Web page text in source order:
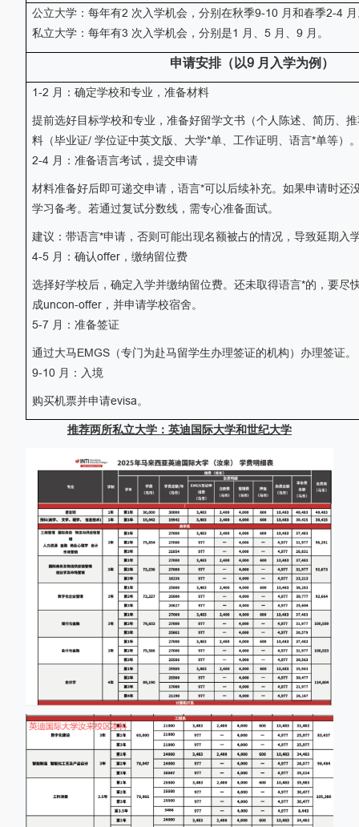
公立大学：每年有2 次入学机会，分别在秋季9-10 月和春季2-4
私立大学：每年有3 次入学机会，分别是1 月、5 月、9 月。
申请安排（以9 月入学为例）
1-2 月：确定学校和专业，准备材料
提前选好目标学校和专业，准备好留学文书（个人陈述、简历、
料（毕业证/学位证中英文版、大学*单、工作证明、语言*单等）
2-4 月：准备语言考试，提交申请
材料准备好后即可递交申请，语言*可以后续补充。如果申请时还
学习备考。若通过复试分数线，需专心准备面试。
建议 ：带语言*申请，否则可能出现名额被占的情况，导致延期入
4-5 月：确认offer ，缴纳留位费
选择好学校后，确定入学并缴纳留位费。还未取得语言*的，要尽
成uncon-offer ，并申请学校宿舍。
5-7 月：准备签证
通过大马EMGS （专门为赴马留学生办理签证的机构）办理签证。
9-10 月：入境
购买机票并申请evisa。
推荐两所私立大学：英迪国际大学和世纪大学